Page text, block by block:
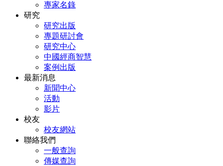
專家名錄
研究
研究出版
專題研討會
研究中心
中國經商智慧
案例出版
最新消息
新聞中心
活動
影片
校友
校友網站
聯絡我們
一般查詢
傳媒查詢